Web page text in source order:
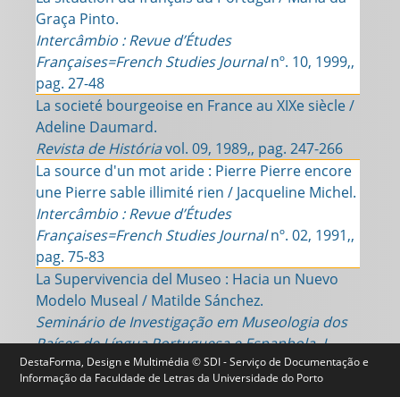
DestaForma, Design e Multimédia © SDI - Serviço de Documentação e
Informação da Faculdade de Letras da Universidade do Porto
Graça Pinto.
Intercâmbio : Revue d’Études
Françaises=French Studies Journalnº. 10, 1999,,
pag. 27-48
La societé bourgeoise en France au XIXe siècle /
Adeline Daumard.
Revista de Históriavol. 09, 1989,, pag. 247-266
La source d'un mot aride : Pierre Pierre encore
une Pierre sable illimité rien / Jacqueline Michel.
Intercâmbio : Revue d’Études
Françaises=French Studies Journalnº. 02, 1991,,
pag. 75-83
La Supervivencia del Museo : Hacia un Nuevo
Modelo Museal / Matilde Sánchez.
Seminário de Investigação em Museologia dos
Países de Língua Portuguesa e Espanhola, I,
2009vol. 2, 2010,, pag. 216-224
La tentation du théâtre chez La Fontaine / Ana